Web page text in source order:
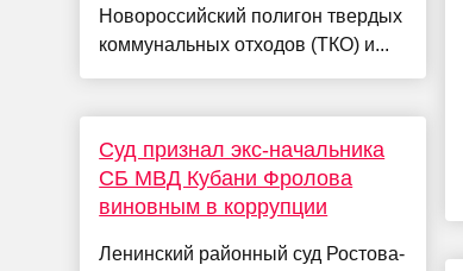
Новороссийский полигон твердых
коммунальных отходов (ТКО) и...
Суд признал экс-начальника
СБ МВД Кубани Фролова
виновным в коррупции
Ленинский районный суд Ростова-